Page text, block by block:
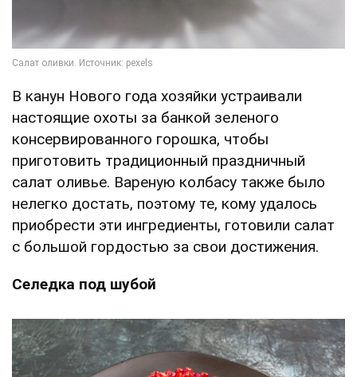
В канун Нового года хозяйки устраивали
настоящие охоты за банкой зеленого
консервированного горошка, чтобы
приготовить традиционный праздничный
салат оливье. Вареную колбасу также было
нелегко достать, поэтому те, кому удалось
приобрести эти ингредиенты, готовили салат
с большой гордостью за свои достижения.
Селедка под шубой